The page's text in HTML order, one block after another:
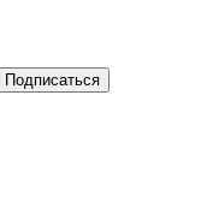
Подписаться